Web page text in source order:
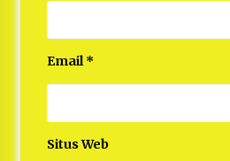
Email*
Situs Web